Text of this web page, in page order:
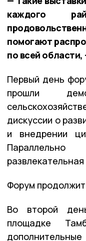
каждого
помогают
по всей
Первый день
прошли
дискуссии о
и внедрении
Форум
Во второй
площадке